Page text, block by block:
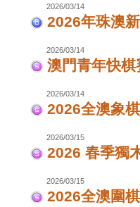
2026/03/14
2026年珠澳
2026/03/14
澳門青年快棋
2026/03/14
2026全澳象
2026/03/15
2026 春季獨
2026/03/15
2026全澳圍